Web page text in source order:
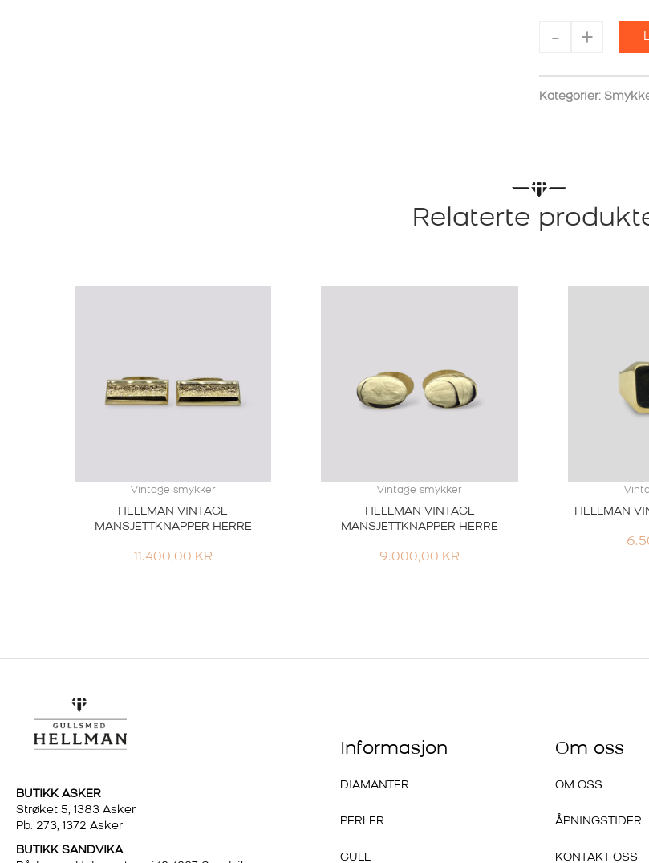
-
VINTAGE
antall
+
Kategorier:
Relaterte
Vintage smykker
HELLMAN VINTAGE
MANSJETTKNAPPER HERRE
11.400,00 KR
Vintage smykker
HELLMAN VINTAGE
MANSJETTKNAPPER HERRE
9.000,00 KR
HELLMAN
BUTIKK ASKER
Strøket 5, 1383 Asker
Pb. 273, 1372 Asker
BUTIKK SANDVIKA
Informasjon
DIAMANTER
PERLER
GULL
Om oss
OM OSS
ÅPNINGSTIDER
KONTAKT OSS